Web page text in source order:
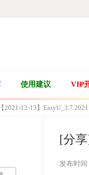
使用建议 VIP
【2021-12-13】
[分享
发布时间